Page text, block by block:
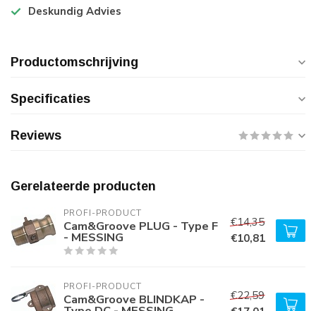
Deskundig Advies
Productomschrijving
Specificaties
Reviews
Gerelateerde producten
PROFI-PRODUCT
Cam&Groove PLUG - Type F
- MESSING
€14,35
€10,81
PROFI-PRODUCT
Cam&Groove BLINDKAP -
€22,59